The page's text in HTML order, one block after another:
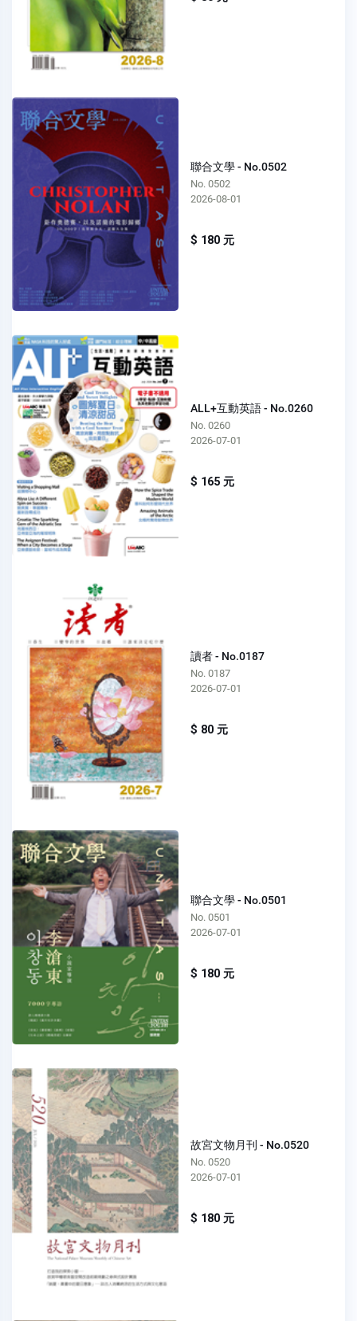
聯合文學 - No.0502
No. 0502
2026-08-01
$ 180 元
ALL+互動英語 - No.0260
No. 0260
2026-07-01
$ 165 元
讀者 - No.0187
No. 0187
2026-07-01
$ 80 元
聯合文學 - No.0501
No. 0501
2026-07-01
$ 180 元
故宮文物月刊 - No.0520
No. 0520
2026-07-01
$ 180 元